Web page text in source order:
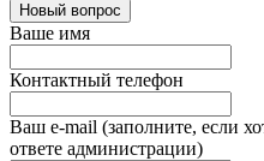
Новый вопрос
Ваше имя
Контактный телефон
Ваш e-mail (заполните, если
ответе администрации)